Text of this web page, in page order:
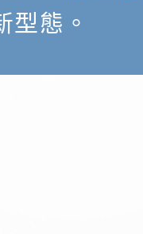
型態。